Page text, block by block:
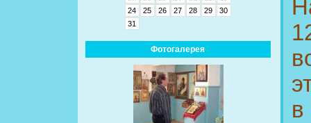
24
25 26 27 28 29
30
31
Фотогалерея
в